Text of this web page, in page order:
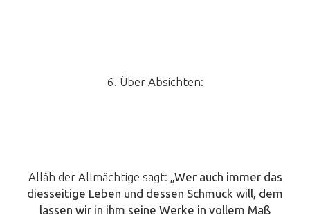
6. Über Absichten:
Allâh der Allmächtige sagt: „Wer auch immer das
diesseitige Leben und dessen Schmuck will, dem
lassen wir in ihm seine Werke in vollem Maß